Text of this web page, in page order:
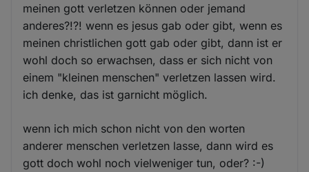
meinen gott verletzen können oder jemand
anderes?!?! wenn es jesus gab oder gibt, wenn es
meinen christlichen gott gab oder gibt, dann ist er
wohl doch so erwachsen, dass er sich nicht von
einem "kleinen menschen" verletzen lassen wird.
ich denke, das ist garnicht möglich.
wenn ich mich schon nicht von den worten
anderer menschen verletzen lasse, dann wird es
gott doch wohl noch vielweniger tun, oder? :-)